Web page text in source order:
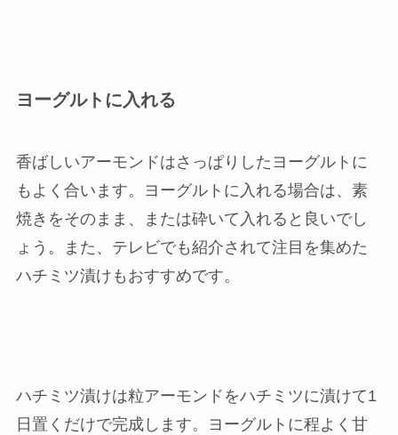
ヨーグルトに入れる
香ばしいアーモンドはさっぱりしたヨーグルトに
もよく合います。ヨーグルトに入れる場合は、素
焼きをそのまま、または砕いて入れると良いでし
ょう。また、テレビでも紹介されて注目を集めた
ハチミツ漬けもおすすめです。
ハチミツ漬けは粒アーモンドをハチミツに漬けて1
日置くだけで完成します。ヨーグルトに程よく甘